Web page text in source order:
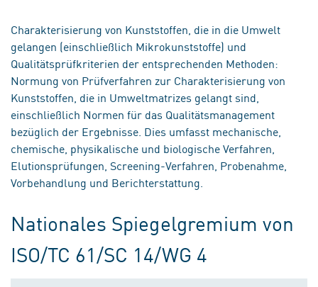
Charakterisierung von Kunststoffen, die in die Umwelt
gelangen (einschließlich Mikrokunststoffe) und
Qualitätsprüfkriterien der entsprechenden Methoden:
Normung von Prüfverfahren zur Charakterisierung von
Kunststoffen, die in Umweltmatrizes gelangt sind,
einschließlich Normen für das Qualitätsmanagement
bezüglich der Ergebnisse. Dies umfasst mechanische,
chemische, physikalische und biologische Verfahren,
Elutionsprüfungen, Screening-Verfahren, Probenahme,
Vorbehandlung und Berichterstattung.
Nationales Spiegelgremium von
ISO/TC 61/SC 14/WG 4